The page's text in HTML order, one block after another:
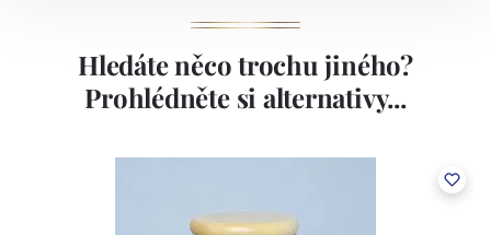
Hledáte něco trochu jiného?
Prohlédněte si alternativy...